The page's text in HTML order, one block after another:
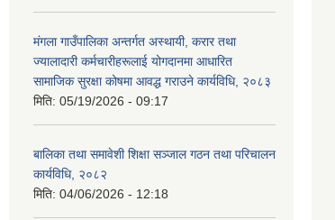
मंगला गाउँपालिका अन्तर्गत अस्थायी, करार तथा
ज्यालादारी कर्मचारीहरूलाई योगदानमा आधारित
सामाजिक सुरक्षा कोषमा आवद्ध गराउने कार्यविधि, २०८३
मिति: 05/19/2026 - 09:17
बालिका तथा समावेशी शिक्षा सञ्जाल गठन तथा परिचालन
कार्यविधि, २०८२
मिति: 04/06/2026 - 12:18